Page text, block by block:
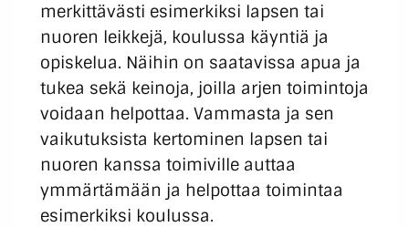
merkittävästi esimerkiksi lapsen tai
nuoren leikkejä, koulussa käyntiä ja
opiskelua. Näihin on saatavissa apua ja
tukea sekä keinoja, joilla arjen toimintoja
voidaan helpottaa. Vammasta ja sen
vaikutuksista kertominen lapsen tai
nuoren kanssa toimiville auttaa
ymmärtämään ja helpottaa toimintaa
esimerkiksi koulussa.